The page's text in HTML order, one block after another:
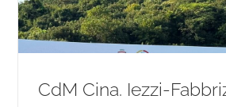
CdM Cina. Iezzi-